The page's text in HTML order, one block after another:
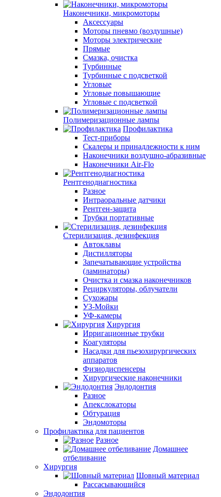
Наконечники, микромоторы
Аксессуары
Моторы пневмо (воздушные)
Моторы электрические
Прямые
Смазка, очистка
Турбинные
Турбинные с подсветкой
Угловые
Угловые повышающие
Угловые с подсветкой
Полимеризационные лампы
Профилактика
Тест-приборы
Скалеры и принадлежности к ним
Наконечники воздушно-абразивные
Наконечники Air-Flo
Рентгенодиагностика
Разное
Интраоральные датчики
Рентген-защита
Трубки портативные
Стерилизация, дезинфекция
Автоклавы
Дистилляторы
Запечатывающие устройства
(ламинаторы)
Очистка и смазка наконечников
Рециркуляторы, облучатели
Сухожары
УЗ-Мойки
УФ-камеры
Хирургия
Ирригационные трубки
Коагуляторы
Насадки для пьезохирургических
аппаратов
Физиодиспенсеры
Хирургические наконечники
Эндодонтия
Разное
Апекслокаторы
Обтурация
Эндомоторы
Профилактика для пациентов
Разное
Домашнее
отбеливание
Хирургия
Шовный материал
Рассасывающийся
Эндодонтия